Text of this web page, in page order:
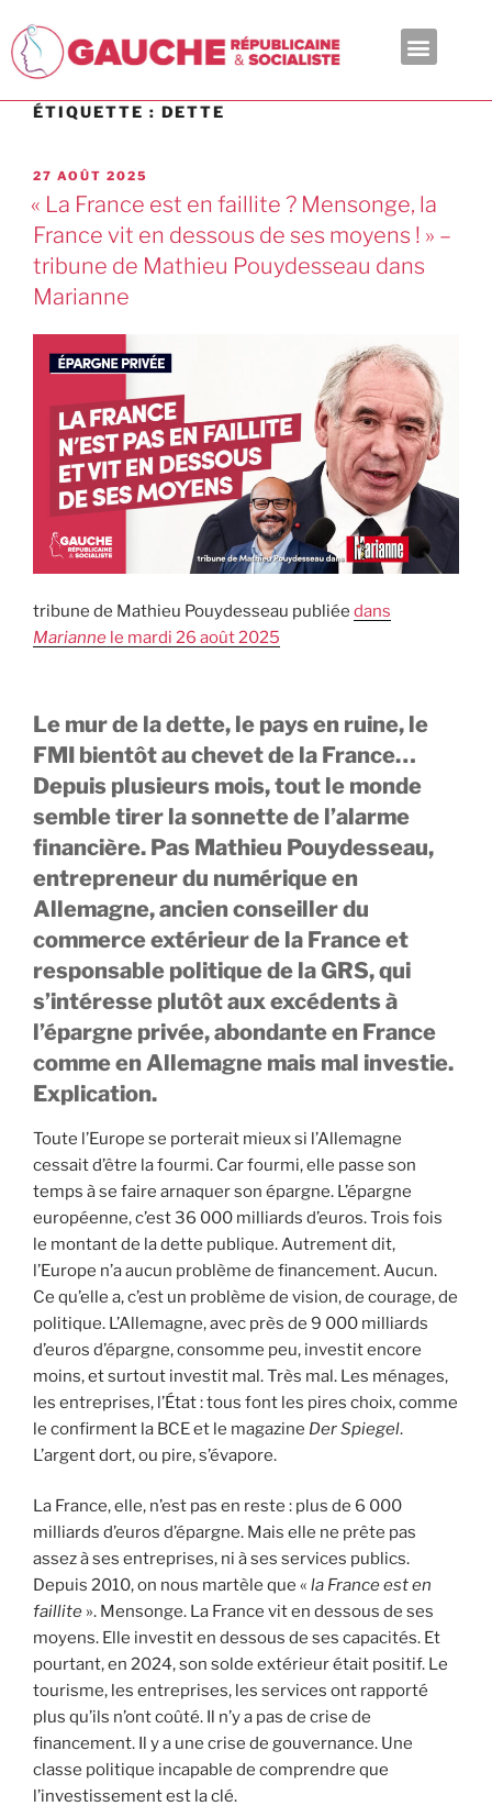
ÉTIQUETTE : DETTE
27 AOÛT 2025
« La France est en faillite ? Mensonge, la
France vit en dessous de ses moyens ! » –
tribune de Mathieu Pouydesseau dans
Marianne
tribune de Mathieu Pouydesseau publiée dans
Marianne le mardi 26 août 2025
Le mur de la dette, le pays en ruine, le
FMI bientôt au chevet de la France…
Depuis plusieurs mois, tout le monde
semble tirer la sonnette de l’alarme
financière. Pas Mathieu Pouydesseau,
entrepreneur du numérique en
Allemagne, ancien conseiller du
commerce extérieur de la France et
responsable politique de la GRS, qui
s’intéresse plutôt aux excédents à
l’épargne privée, abondante en France
comme en Allemagne mais mal investie.
Explication.
Toute l’Europe se porterait mieux si l’Allemagne
cessait d’être la fourmi. Car fourmi, elle passe son
temps à se faire arnaquer son épargne. L’épargne
européenne, c’est 36 000 milliards d’euros. Trois fois
le montant de la dette publique. Autrement dit,
l’Europe n’a aucun problème de financement. Aucun.
Ce qu’elle a, c’est un problème de vision, de courage, de
politique. L’Allemagne, avec près de 9 000 milliards
d’euros d’épargne, consomme peu, investit encore
moins, et surtout investit mal. Très mal. Les ménages,
les entreprises, l’État : tous font les pires choix, comme
le confirment la BCE et le magazine DerSpiegel.
L’argent dort, ou pire, s’évapore.
La France, elle, n’est pas en reste : plus de 6 000
milliards d’euros d’épargne. Mais elle ne prête pas
assez à ses entreprises, ni à ses services publics.
Depuis 2010, on nous martèle que « la France est en
faillite ». Mensonge. La France vit en dessous de ses
moyens. Elle investit en dessous de ses capacités. Et
pourtant, en 2024, son solde extérieur était positif. Le
tourisme, les entreprises, les services ont rapporté
plus qu’ils n’ont coûté. Il n’y a pas de crise de
financement. Il y a une crise de gouvernance. Une
classe politique incapable de comprendre que
l’investissement est la clé.